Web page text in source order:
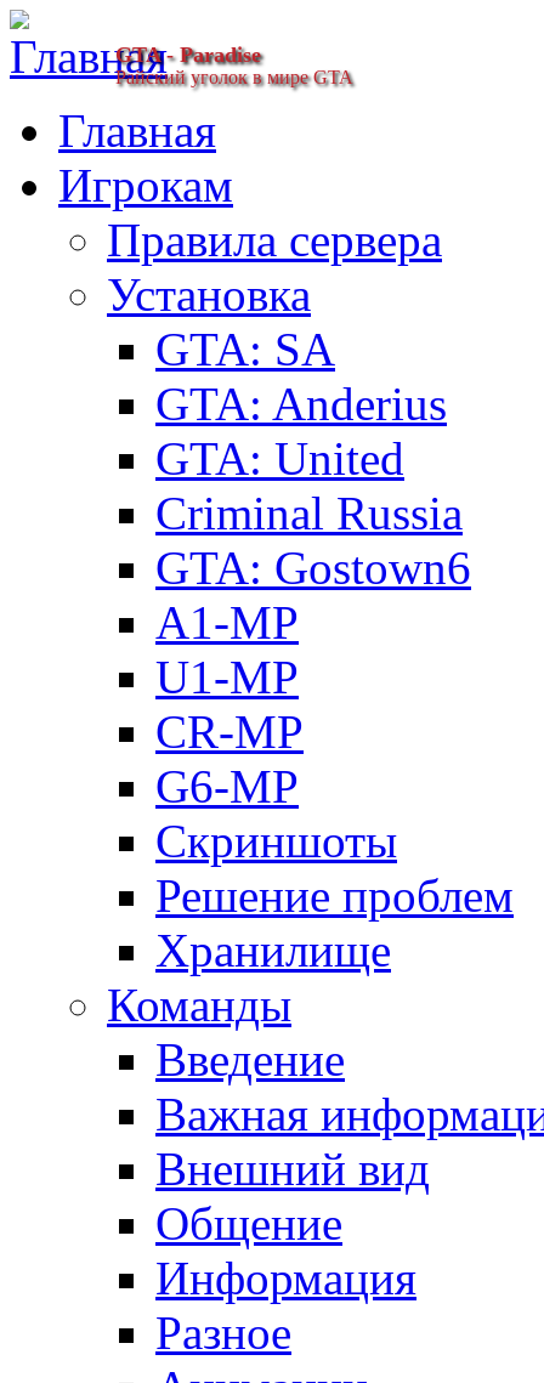
GTA - Paradise
Райский уголок в мире GTA
Главная
Игрокам
Правила сервера
Установка
GTA: SA
GTA: Anderius
GTA: United
Criminal Russia
GTA: Gostown6
A1-MP
U1-MP
CR-MP
G6-MP
Скриншоты
Решение проблем
Хранилище
Команды
Введение
Важная
Внешний вид
Общение
Информация
Разное